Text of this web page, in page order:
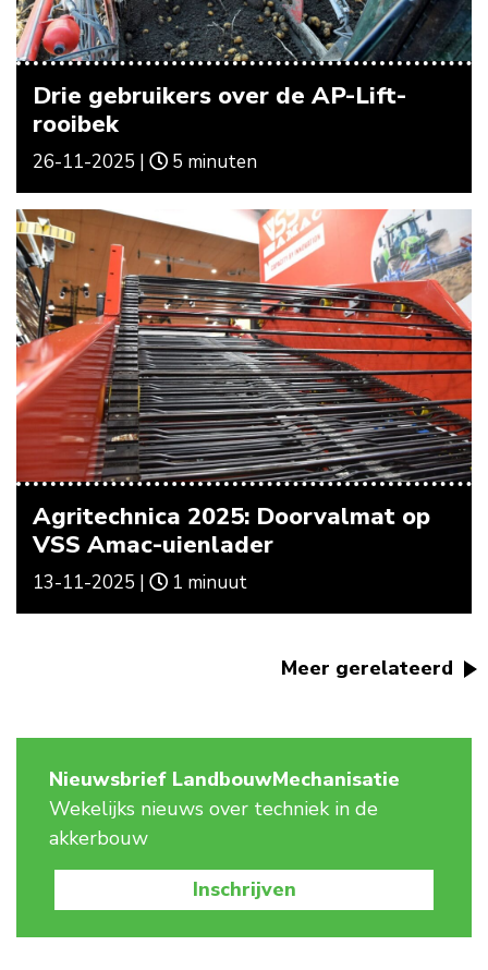
Drie gebruikers over de AP-Lift-
rooibek
26-11-2025 | 5 minuten
Agritechnica 2025: Doorvalmat op
VSS Amac-uienlader
13-11-2025 | 1 minuut
Meer gerelateerd
Nieuwsbrief LandbouwMechanisatie
Wekelijks nieuws over techniek in de
akkerbouw
Inschrijven